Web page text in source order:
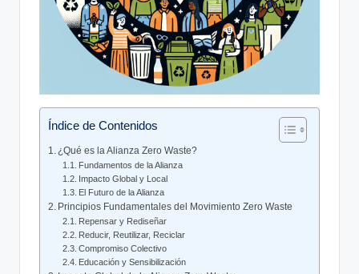
Índice de Contenidos
¿Qué es la Alianza Zero Waste?
Fundamentos de la Alianza
Impacto Global y Local
El Futuro de la Alianza
Principios Fundamentales del Movimiento Zero Waste
Repensar y Rediseñar
Reducir, Reutilizar, Reciclar
Compromiso Colectivo
Educación y Sensibilización